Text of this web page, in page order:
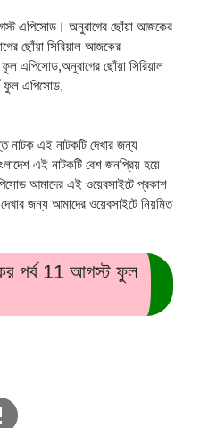
এপিসোড। অনুরাগের ছোঁয়া আজকের
ছোঁয়া সিরিয়াল আজকের
ফুল এপিসোড,অনুরাগের ছোঁয়া সিরিয়াল
ফুল এপিসোড,
নাটক এই নাটকটি দেখার জন্য
এই নাটকটি বেশ জনপ্রিয় হয়ে
আমাদের এই ওয়েবসাইটে প্রকাশ
জন্য আমাদের ওয়েবসাইটে নিয়মিত
পর্ব 11 আগস্ট ফুল